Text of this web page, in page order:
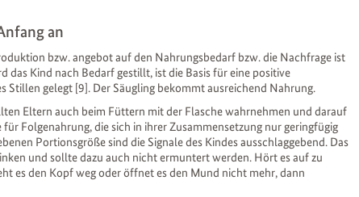
an
bzw. angebot auf den Nahrungsbedarf bzw. die Nachfrage ist
das Kind nach Bedarf gestillt, ist die Basis für eine positive
Stillen gelegt [9]. Der Säugling bekommt ausreichend Nahrung.
Eltern auch beim Füttern mit der Flasche wahrnehmen und darauf
Folgenahrung, die sich in ihrer Zusammensetzung nur geringfügig
Portionsgröße sind die Signale des Kindes ausschlaggebend. Das
und sollte dazu auch nicht ermuntert werden. Hört es auf zu
es den Kopf weg oder öffnet es den Mund nicht mehr, dann